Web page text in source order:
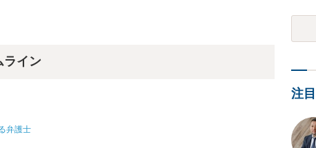
ライン
弁護士
注